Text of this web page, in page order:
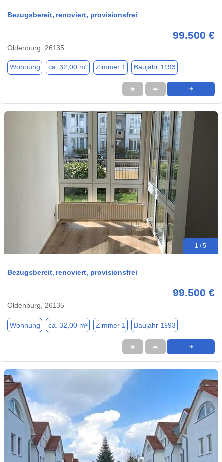
Bezugsbereit, renoviert, provisionsfrei
99.500 €
Oldenburg, 26135
Wohnung ca. 32,00 m² Zimmer 1 Baujahr 1993
★ ➦ ➜
1 / 5
Bezugsbereit, renoviert, provisionsfrei
99.500 €
Oldenburg, 26135
Wohnung ca. 32,00 m² Zimmer 1 Baujahr 1993
★ ➦ ➜